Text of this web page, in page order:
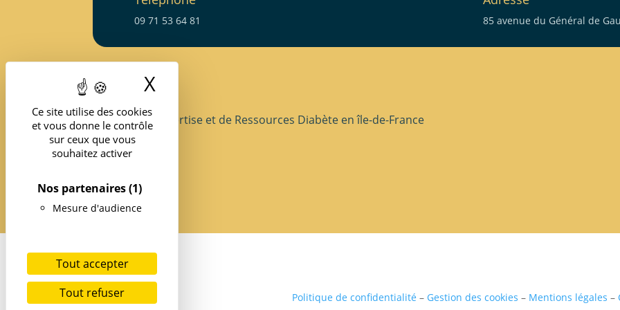
Ce site utilise des cookies
et vous donne le contrôle
sur ceux que vous
souhaitez activer
Nos partenaires(1)
Mesure d'audience
Tout accepter
Tout refuser
X
09 71 53 64 81 85 avenue du Général de
Structure d’Expertise et de Ressources Diabète en île-de-France
Politique de confidentialité – Gestion des cookies – Mentions légales –